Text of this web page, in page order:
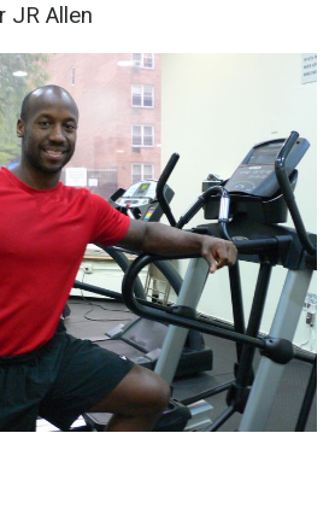
JR Allen